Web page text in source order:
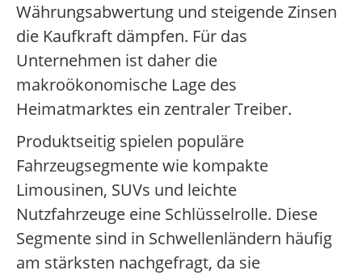
Währungsabwertung und steigende Zinsen
die Kaufkraft dämpfen. Für das
Unternehmen ist daher die
makroökonomische Lage des
Heimatmarktes ein zentraler Treiber.
Produktseitig spielen populäre
Fahrzeugsegmente wie kompakte
Limousinen, SUVs und leichte
Nutzfahrzeuge eine Schlüsselrolle. Diese
Segmente sind in Schwellenländern häufig
am stärksten nachgefragt, da sie